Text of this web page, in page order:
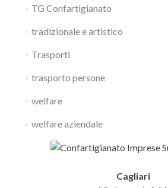
TG Confartigianato
tradizionale e artistico
Trasporti
trasporto persone
welfare
welfare aziendale
Cagliari